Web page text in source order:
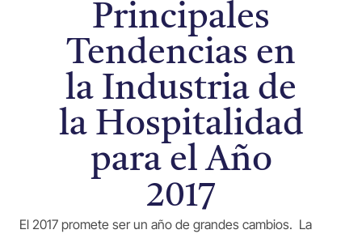
Principales
Tendencias en
la Industria de
la Hospitalidad
para el Año
2017
El 2017 promete ser un año de grandes cambios. La